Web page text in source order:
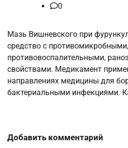
0
Мазь Вишневского при
средство с противомикробными,
противовоспалительными,
свойствами. Медикамент
направлениях медицины для
бактериальными инфекциями.
Добавить комментарий